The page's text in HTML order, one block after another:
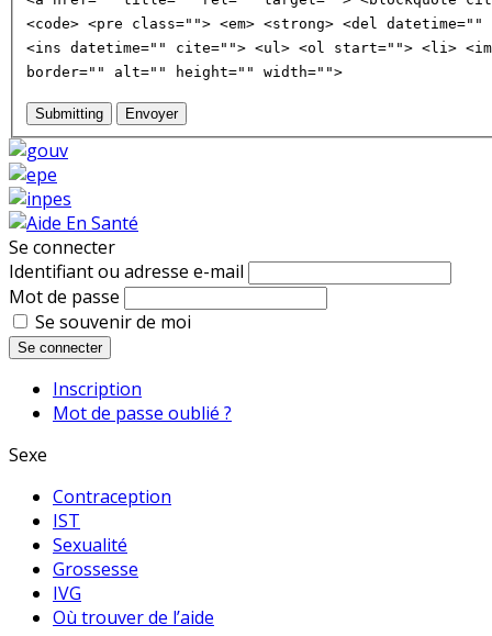
<code> <pre class=""> <em> <strong> <del
<ins datetime="" cite=""> <ul> <ol start=""> <li>
border="" alt="" height="" width="">
Submitting Envoyer
Se connecter
Identifiant ou adresse e-mail
Mot de passe
Se souvenir de moi
Se connecter
Inscription
Mot de passe oublié ?
Sexe
Contraception
IST
Sexualité
Grossesse
IVG
Où trouver de l’aide